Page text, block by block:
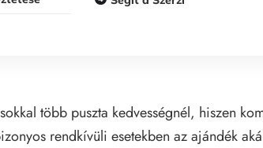
több puszta kedvességnél, hiszen
rendkívüli esetekben az ajándék